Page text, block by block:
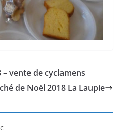
vente de cyclamens
de Noël 2018 La Laupie